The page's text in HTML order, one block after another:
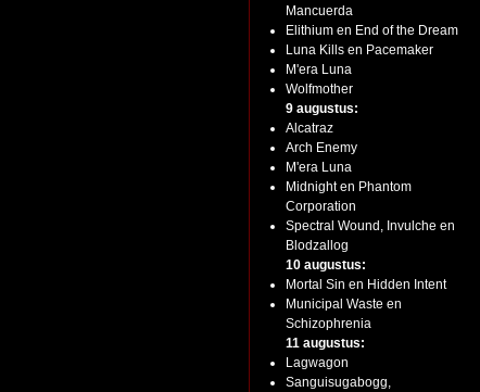
Mancuerda
Elithium en End of the Dream
Luna Kills en Pacemaker
M'era Luna
Wolfmother
9 augustus:
Alcatraz
Arch Enemy
M'era Luna
Midnight en Phantom
Corporation
Spectral Wound, Invulche en
Blodzallog
10 augustus:
Mortal Sin en Hidden Intent
Municipal Waste en
Schizophrenia
11 augustus:
Lagwagon
Sanguisugabogg,